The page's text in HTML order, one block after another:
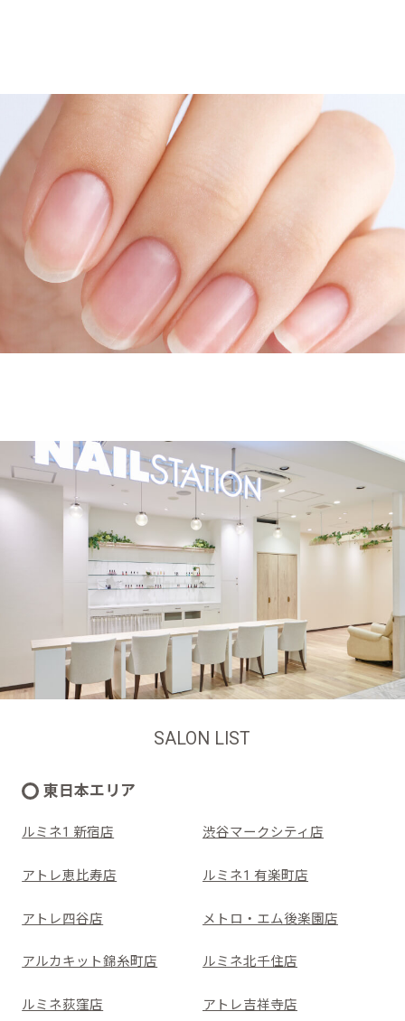
SALON LIST
東日本エリア
ルミネ1 新宿店 渋谷マークシティ店
アトレ恵比寿店 ルミネ1 有楽町店
アトレ四谷店 メトロ・エム後楽園店
アルカキット錦糸町店 ルミネ北千住店
ルミネ荻窪店 アトレ吉祥寺店